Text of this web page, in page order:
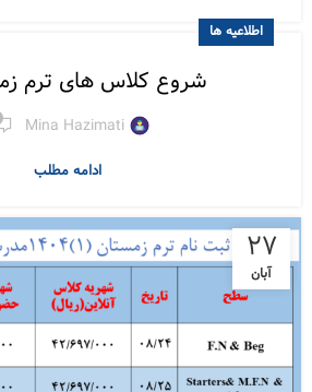
اطلاعیه ها
شروع کلاس های ترم
Mina Hazimati
ادامه مطلب
27
آبان